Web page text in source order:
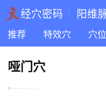
经穴密码 阳维
推荐 特效穴 穴
哑门穴